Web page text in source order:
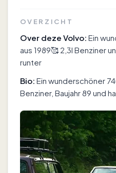
OVERZICHT
Over deze Volvo: Ein
aus 1989🥰 2,3l Benziner
runter
Bio: Ein wunderschöner
Benziner, Baujahr 89 und